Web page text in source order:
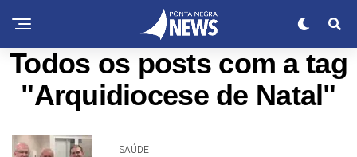
Todos os posts com a tag
"Arquidiocese de Natal"
SAÚDE